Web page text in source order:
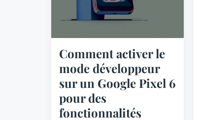
Comment activer le
mode développeur
sur un Google Pixel 6
pour des
fonctionnalités